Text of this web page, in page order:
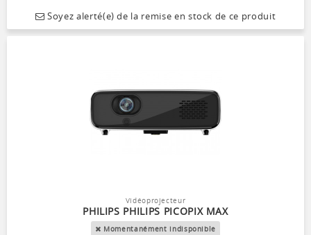
Soyez alerté(e) de la remise en stock de ce produit
Vidéoprojecteur
PHILIPS PHILIPS PICOPIX MAX
Momentanément indisponible